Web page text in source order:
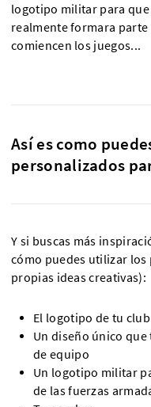
logotipo militar para
realmente formara parte
comiencen los juegos...
Así es como
personalizados
Y si buscas más
cómo puedes utilizar los
propias ideas creativas):
El logotipo de tu club
Un diseño único
de equipo
Un logotipo militar
de las fuerzas